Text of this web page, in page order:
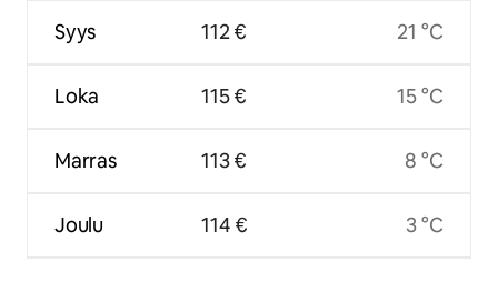
Syys
Loka
Marras
Joulu
112 €
115 €
113 €
114 €
21 °C
15 °C
8 °C
3 °C